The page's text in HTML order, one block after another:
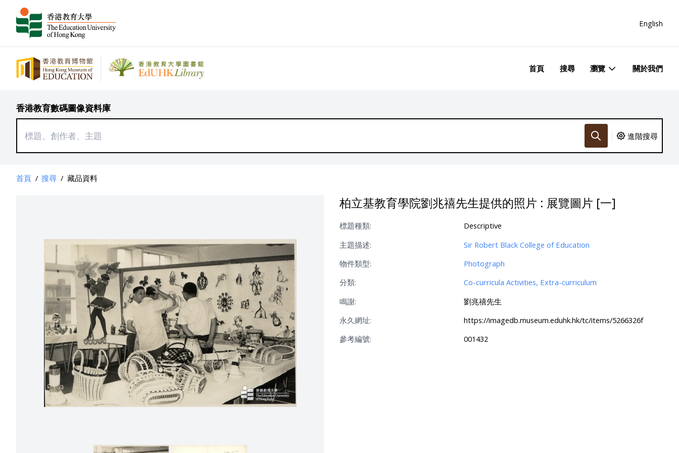
English
首頁 搜尋 瀏覽 關於我們
香港教育數碼圖像資料庫
進階搜尋
首頁 / 搜尋 / 藏品資料
柏立基教育學院劉兆禧先生提供的照片 : 展覽圖片 [一]
標題種類:
Descriptive
主題描述:
Sir Robert Black College of Education
物件類型:
Photograph
分類:
Co-curricula Activities, Extra-curriculum
鳴謝:
劉兆禧先生
永久網址:
https://imagedb.museum.eduhk.hk/tc/items/5266326f
參考編號:
001432